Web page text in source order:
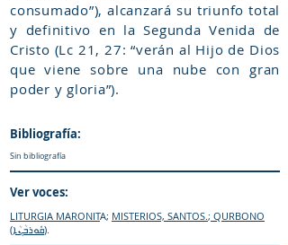
consumado”), alcanzará su triunfo total
y definitivo en la Segunda Venida de
Cristo (Lc 21, 27: “verán al Hijo de Dios
que viene sobre una nube con gran
poder y gloria”).
Bibliografía:
Sin bibliografía
Ver voces:
LITURGIA MARONITA; MISTERIOS, SANTOS.; QURBONO
(ܩܽܘܪܒܳܢܳܐ).